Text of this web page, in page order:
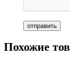
Похожие